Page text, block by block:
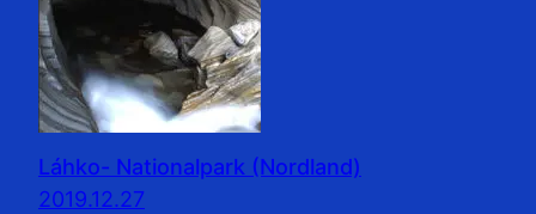
Láhko- Nationalpark (Nordland)
2019.12.27